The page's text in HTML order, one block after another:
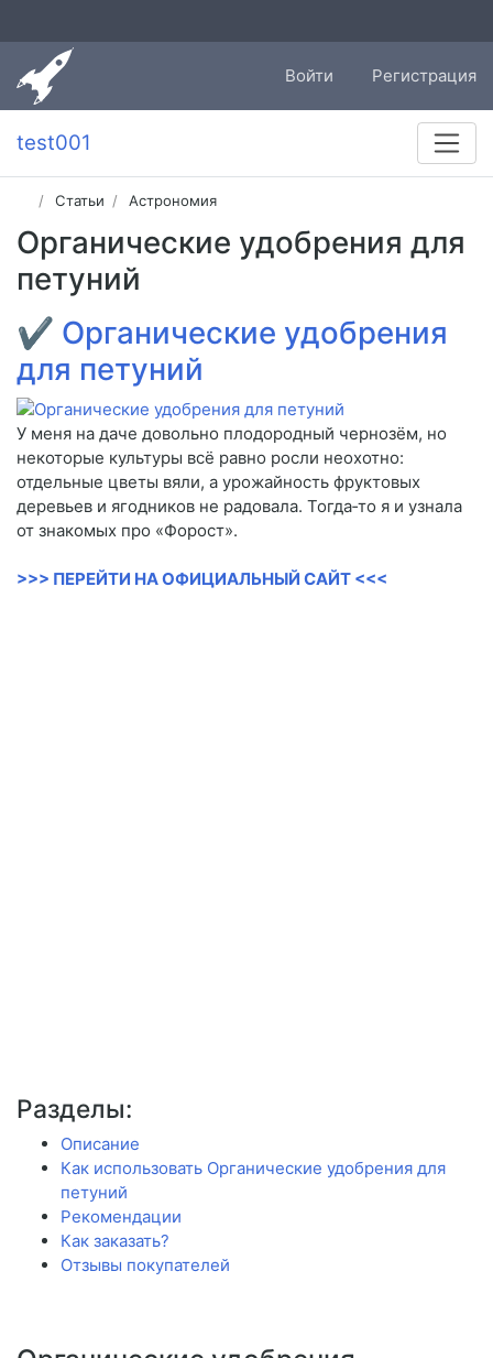
Войти Регистрация
test001
Статьи Астрономия
Органические удобрения для
петуний
✔ Органические удобрения
для петуний
У меня на даче довольно плодородный чернозём, но
некоторые культуры всё равно росли неохотно:
отдельные цветы вяли, а урожайность фруктовых
деревьев и ягодников не радовала. Тогда‑то я и узнала
от знакомых про «Форост».
>>> ПЕРЕЙТИ НА ОФИЦИАЛЬНЫЙ САЙТ <<<
Разделы:
Описание
Как использовать Органические удобрения для
петуний
Рекомендации
Как заказать?
Отзывы покупателей